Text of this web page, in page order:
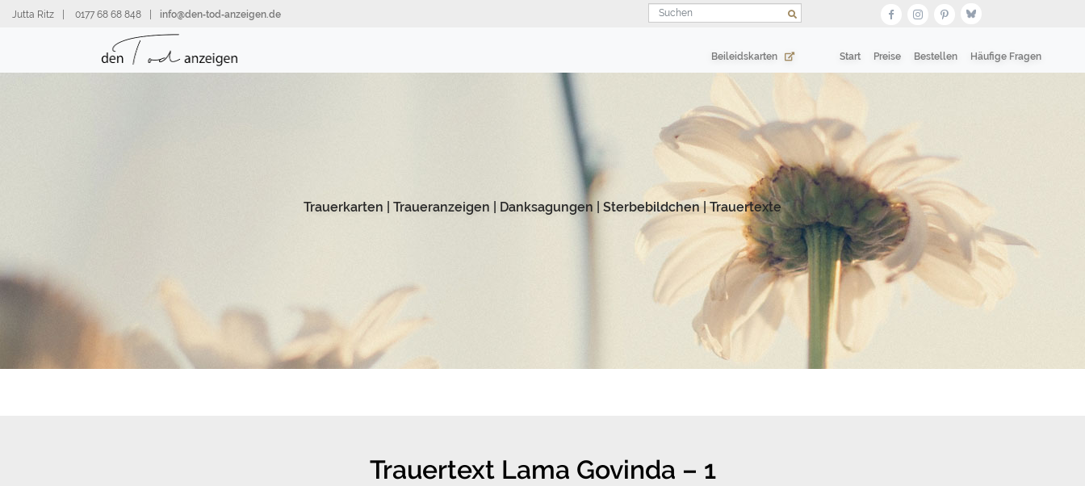
zumJutta Ritz 0177 68 68 848 info@den‑tod‑anzeigen.de Suchen
Beileidskarten Start(current)
Preise(current)
Bestellen Häufige Fragen
Trauerkarten Traueranzeigen Danksagungen Sterbebildchen|Trauertexte
Trauertext Lama Govinda – 1